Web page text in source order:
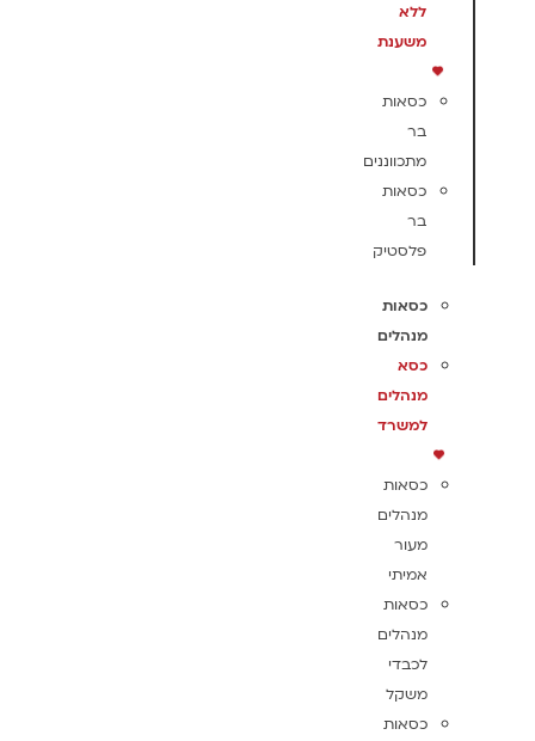
ללא
משענת
כסאות
בר
מתכווננים
כסאות
בר
פלסטיק
כסאות
מנהלים
כסא
מנהלים
למשרד
כסאות
מנהלים
מעור
אמיתי
כסאות
מנהלים
לכבדי
משקל
כסאות